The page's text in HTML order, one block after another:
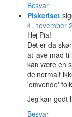
Besvar
Piskeriset
4. november
Hej Pia!
Det er da
at lave mad
kan være en
de normalt
'omvende'
Jeg kan godt
Besvar